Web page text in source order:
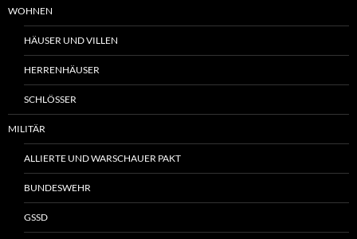
WOHNEN
HÄUSER UND VILLEN
HERRENHÄUSER
SCHLÖSSER
MILITÄR
ALLIERTE UND WARSCHAUER PAKT
BUNDESWEHR
GSSD